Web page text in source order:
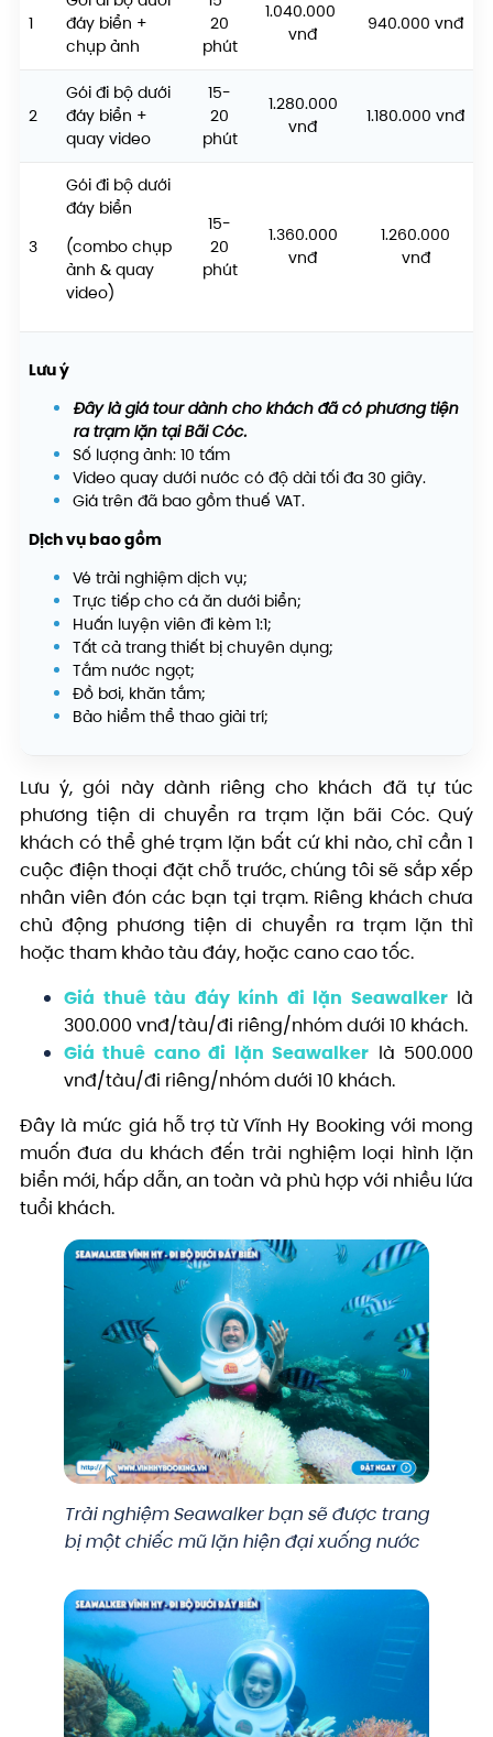
1
đáy biển +
chụp ảnh
20
phút
1.040.000
vnđ
940.000 vnđ
2
Gói đi bộ dưới
đáy biển +
quay video
15-
20
phút
1.280.000
vnđ
1.180.000 vnđ
3
Gói đi bộ dưới
đáy biển
(combo chụp
ảnh & quay
video)
15-
20
phút
1.360.000
vnđ
1.260.000
vnđ
Lưu ý
Đây là giá tour dành cho khách đã có phương tiện
ra trạm lặn tại Bãi Cóc.
Số lượng ảnh: 10 tấm
Video quay dưới nước có độ dài tối đa 30 giây.
Giá trên đã bao gồm thuế VAT.
Dịch vụ bao gồm
Vé trải nghiệm dịch vụ;
Trực tiếp cho cá ăn dưới biển;
Huấn luyện viên đi kèm 1:1;
Tất cả trang thiết bị chuyên dụng;
Tắm nước ngọt;
Đồ bơi, khăn tắm;
Bảo hiểm thể thao giải trí;
Lưu ý, gói này dành riêng cho khách đã tự túc
phương tiện di chuyển ra trạm lặn bãi Cóc. Quý
khách có thể ghé trạm lặn bất cứ khi nào, chỉ cần 1
cuộc điện thoại đặt chỗ trước, chúng tôi sẽ sắp xếp
nhân viên đón các bạn tại trạm. Riêng khách chưa
chủ động phương tiện di chuyển ra trạm lặn thì
hoặc tham khảo tàu đáy, hoặc cano cao tốc.
Giá thuê tàu đáy kính đi lặn Seawalkerlà
300.000 vnđ/tàu/đi riêng/nhóm dưới 10 khách.
Giá thuê cano đi lặn Seawalker là 500.000
vnđ/tàu/đi riêng/nhóm dưới 10 khách.
Đây là mức giá hỗ trợ từ Vĩnh Hy Booking với mong
muốn đưa du khách đến trải nghiệm loại hình lặn
biển mới, hấp dẫn, an toàn và phù hợp với nhiều lứa
tuổi khách.
Trải nghiệm Seawalker bạn sẽ được trang
bị một chiếc mũ lặn hiện đại xuống nước